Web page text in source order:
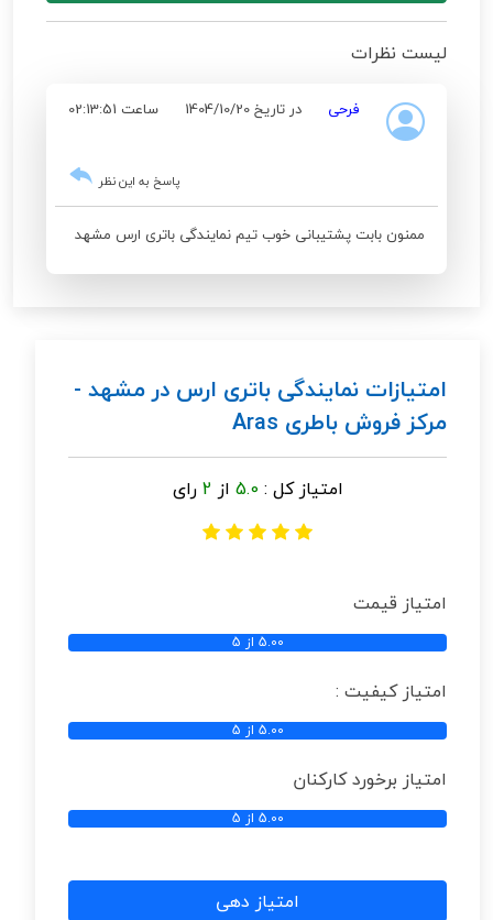
لیست نظرات
فرحی در تاریخ 1404/10/20 ساعت 02:13:51
پاسخ به این نظر
ممنون بابت پشتیبانی خوب تیم نمایندگی باتری ارس مشهد
امتیازات نمایندگی باتری ارس در مشهد -
مرکز فروش باطری Aras
امتیاز کل : 5.0 از 2رای
امتیاز قیمت
5.00 از 5
امتیاز کیفیت :
5.00 از 5
امتیاز برخورد کارکنان
5.00 از 5
امتیاز دهی